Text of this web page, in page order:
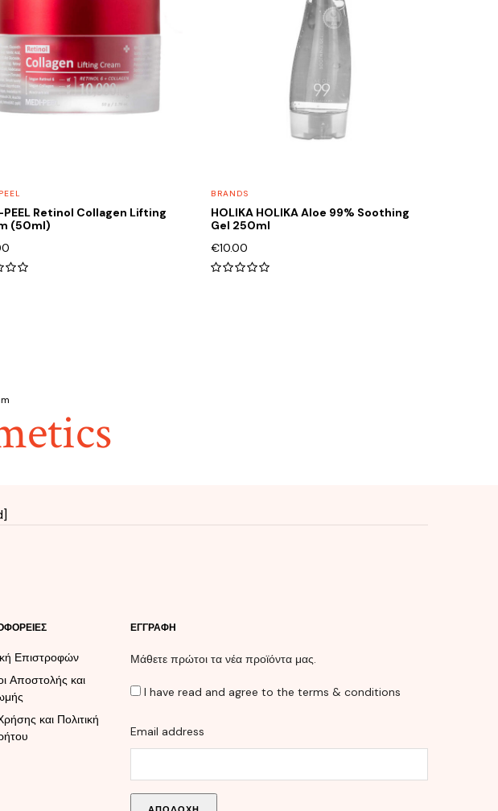
PEEL Retinol Collagen Lifting
(50ml)
BRANDS
HOLIKA HOLIKA Aloe 99% Soothing
Gel 250ml
€10.00
Επιστροφών
Αποστολής και
και Πολιτική
ΕΓΓΡΑΦΉ
Μάθετε πρώτοι τα νέα προϊόντα μας.
I have read and agree to the terms & conditions
Email address